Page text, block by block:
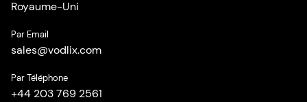
Royaume-Uni
Par Email
sales@vodlix.com
Par Téléphone
+44 203 769 2561